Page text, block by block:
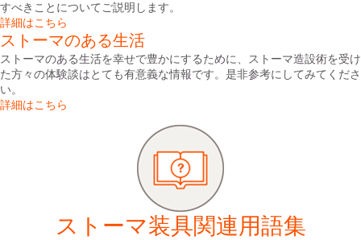
すべきことについてご説明します。
詳細はこちら
ストーマのある生活
ストーマのある生活を幸せで豊かにするために、ストーマ造設術を受け
た方々の体験談はとても有意義な情報です。是非参考にしてみてくださ
い。
詳細はこちら
ストーマ装具関連用語集